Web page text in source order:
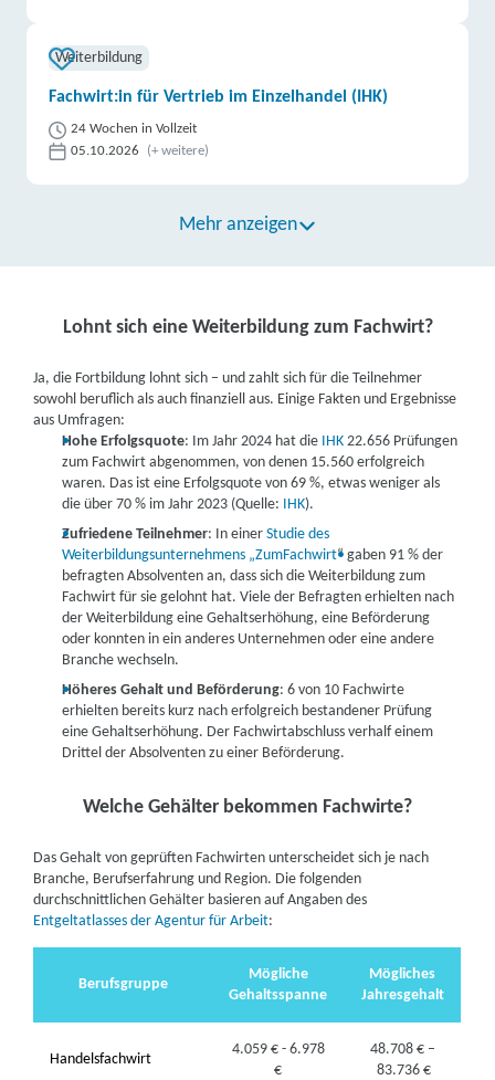
Weiterbildung
Fachwirt:in für Vertrieb im Einzelhandel (IHK)
24 Wochen in Vollzeit
05.10.2026
(+ weitere)
Mehr anzeigen
Lohnt sich eine Weiterbildung zum Fachwirt?
Ja, die Fortbildung lohnt sich – und zahlt sich für die Teilnehmer
sowohl beruflich als auch finanziell aus. Einige Fakten und Ergebnisse
aus Umfragen:
Hohe Erfolgsquote: Im Jahr 2024 hat die IHK 22.656 Prüfungen
zum Fachwirt abgenommen, von denen 15.560 erfolgreich
waren. Das ist eine Erfolgsquote von 69 %, etwas weniger als
die über 70 % im Jahr 2023 (Quelle: IHK).
Zufriedene Teilnehmer: In einerStudie des
Weiterbildungsunternehmens „ZumFachwirt“ gaben 91 % der
befragten Absolventen an, dass sich die Weiterbildung zum
Fachwirt für sie gelohnt hat. Viele der Befragten erhielten nach
der Weiterbildung eine Gehaltserhöhung, eine Beförderung
oder konnten in ein anderes Unternehmen oder eine andere
Branche wechseln.
Höheres Gehalt und Beförderung: 6 von 10 Fachwirte
erhielten bereits kurz nach erfolgreich bestandener Prüfung
eine Gehaltserhöhung. Der Fachwirtabschluss verhalf einem
Drittel der Absolventen zu einer Beförderung.
Welche Gehälter bekommen Fachwirte?
Das Gehalt von geprüften Fachwirten unterscheidet sich je nach
Branche, Berufserfahrung und Region. Die folgenden
durchschnittlichen Gehälter basieren auf Angaben des
Entgeltatlasses der Agentur für Arbeit:
Berufsgruppe
Mögliche
Gehaltsspanne
Mögliches
Jahresgehalt
Handelsfachwirt
4.059 € - 6.978
€
48.708 € –
83.736 €